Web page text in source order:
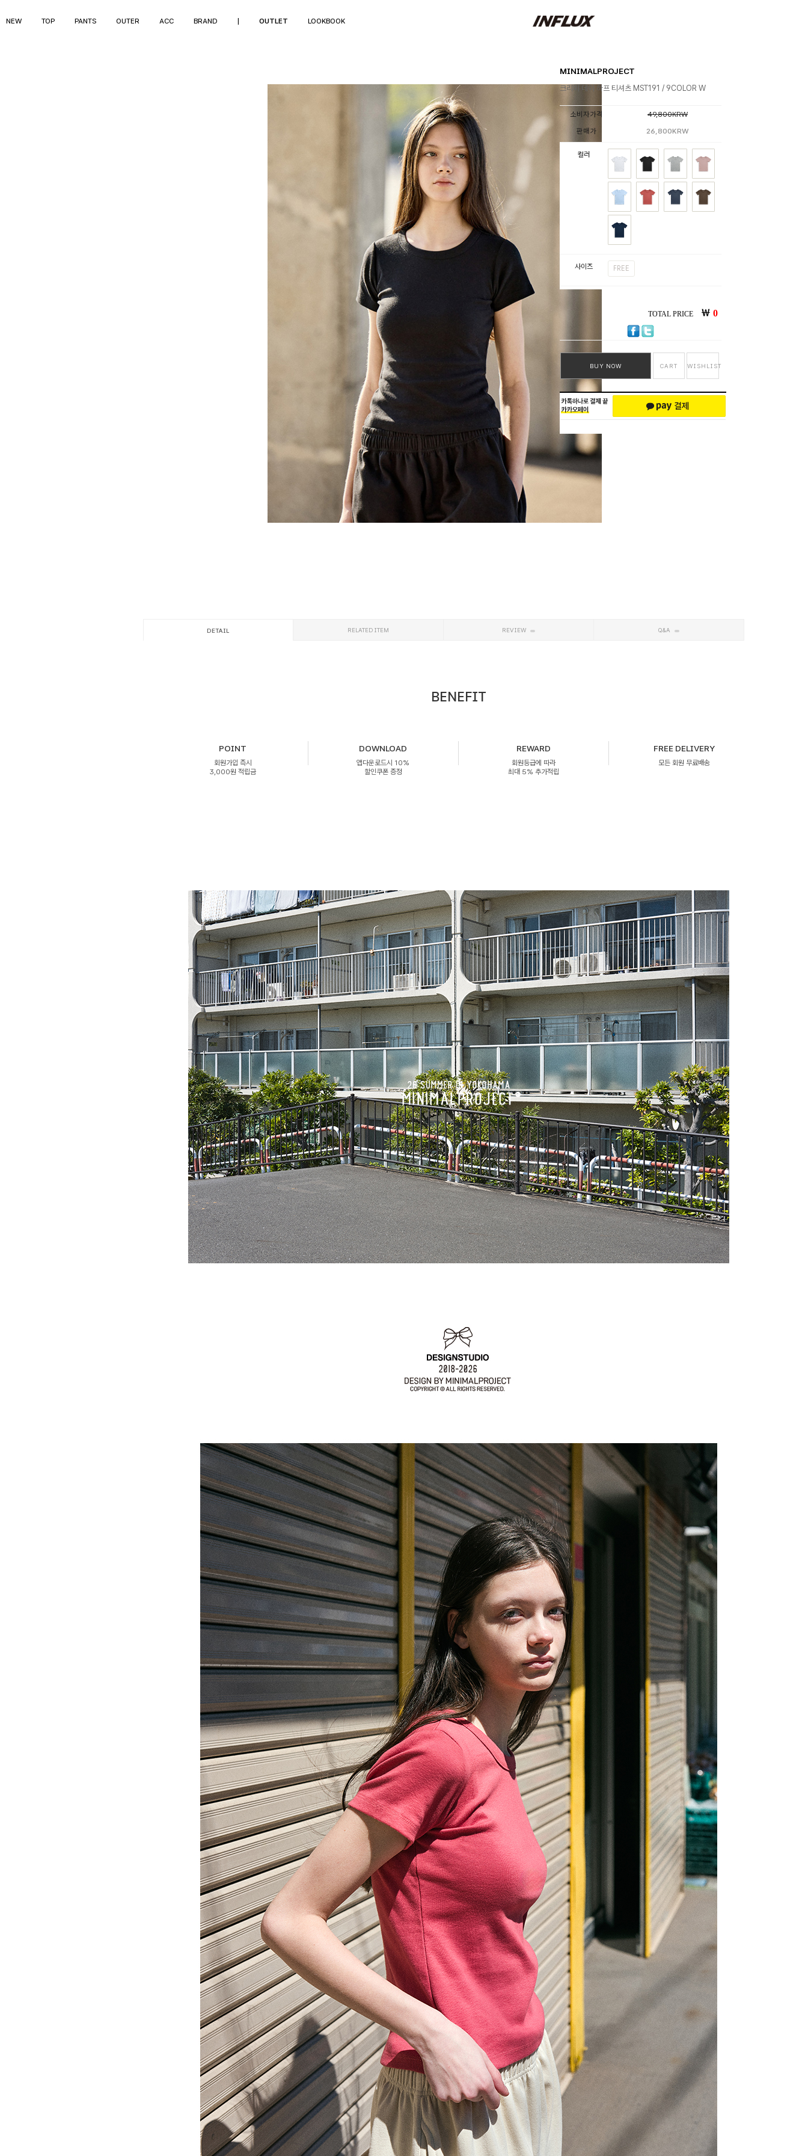
NEW TOP PANTS OUTER ACC BRAND OUTLET LOOKBOOK
MINIMALPROJECT
크리미 데이 하프 티셔츠 MST191 / 9COLOR W
소비자가격
49,800KRW
판매가
26,800KRW
컬러
사이즈 FREE
TOTAL PRICE ￦ 0
BUY NOW CART WISHLIST
DETAIL RELATED ITEM REVIEW Q&A
BENEFIT
POINT
회원가입 즉시
3,000원 적립금
DOWNLOAD
앱다운로드시 10%
할인쿠폰 증정
REWARD
회원등급에 따라
최대 5% 추가적립
FREE DELIVERY
모든 회원 무료배송